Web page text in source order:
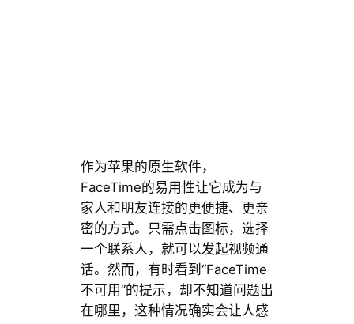
作为苹果的原生软件，
FaceTime的易用性让它成为与
家人和朋友连接的更便捷、更亲
密的方式。只需点击图标，选择
一个联系人，就可以发起视频通
话。然而，有时看到“FaceTime
不可用”的提示，却不知道问题出
在哪里，这种情况确实会让人感